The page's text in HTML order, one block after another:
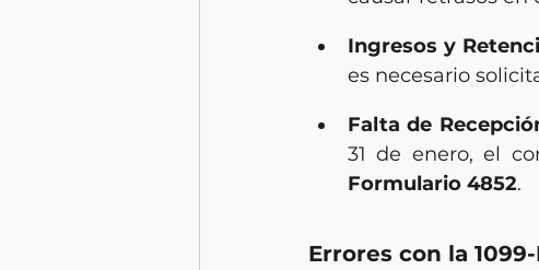
Ingresos y
es necesario
Falta de
Formulario 4852.
Errores con la 1099-